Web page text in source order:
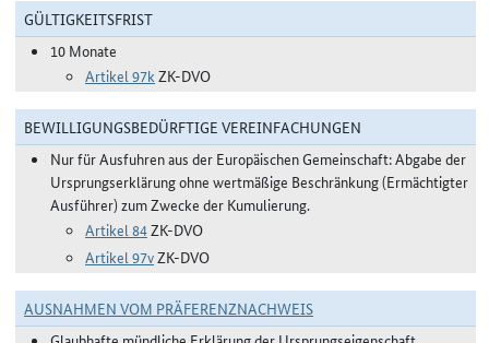
GÜLTIGKEITSFRIST
10 Monate
Artikel 97k ZK-DVO
BEWILLIGUNGSBEDÜRFTIGE VEREINFACHUNGEN
Nur für Ausfuhren aus der Europäischen Gemeinschaft: Abgabe der
Ursprungserklärung ohne wertmäßige Beschränkung (Ermächtigter
Ausführer) zum Zwecke der Kumulierung.
Artikel 84ZK-DVO
Artikel 97vZK-DVO
AUSNAHMEN VOM PRÄFERENZNACHWEIS